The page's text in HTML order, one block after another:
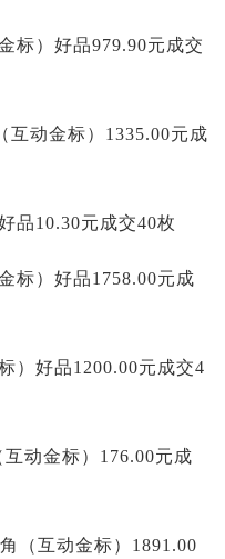
标）好品979.90元成交
互动金标）1335.00元成
品10.30元成交40枚
标）好品1758.00元成
）好品1200.00元成交4
动金标）176.00元成
（互动金标）1891.00